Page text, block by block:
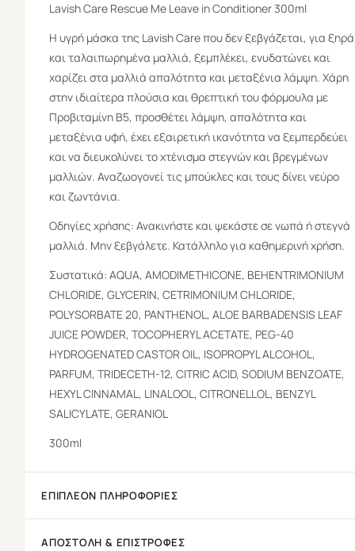
Lavish Care Rescue Me Leave in Conditioner300ml
Η υγρή μάσκα της Lavish Care που δεν ξεβγάζεται, για ξηρά
και ταλαιπωρημένα μαλλιά, ξεμπλέκει, ενυδατώνει και
χαρίζει στα μαλλιά απαλότητα και μεταξένια λάμψη. Χάρη
στην ιδιαίτερα πλούσια και θρεπτική του φόρμουλα με
Προβιταμίνη Β5, προσθέτει λάμψη, απαλότητα και
μεταξένια υφή, έχει εξαιρετική ικανότητα να ξεμπερδεύει
και να διευκολύνει το χτένισμα στεγνών και βρεγμένων
μαλλιών. Αναζωογονεί τις μπούκλες και τους δίνει νεύρο
και ζωντάνια.
Οδηγίες χρήσης: Ανακινήστε και ψεκάστε σε νωπά ή στεγνά
μαλλιά. Μην ξεβγάλετε. Κατάλληλο για καθημερινή χρήση.
Συστατικά: AQUA, AMODIMETHICONE, BEHENTRIMONIUM
CHLORIDE, GLYCERIN, CETRIMONIUM CHLORIDE,
POLYSORBATE 20, PANTHENOL, ALOE BARBADENSIS LEAF
JUICE POWDER, TOCOPHERYL ACETATE, PEG-40
HYDROGENATED CASTOR OIL, ISOPROPYL ALCOHOL,
PARFUM, TRIDECETH-12, CITRIC ACID, SODIUM BENZOATE,
HEXYL CINNAMAL, LINALOOL, CITRONELLOL, BENZYL
SALICYLATE, GERANIOL
300ml
ΕΠΙΠΛΈΟΝ ΠΛΗΡΟΦΟΡΊΕΣ
ΑΠΟΣΤΟΛΉ & ΕΠΙΣΤΡΟΦΈΣ